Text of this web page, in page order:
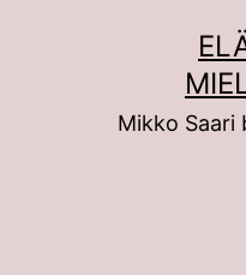
Mikko Saari